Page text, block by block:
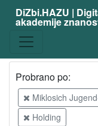
DiZbi.HAZU |
akademije
Probrano po:
Miklosich
Holding